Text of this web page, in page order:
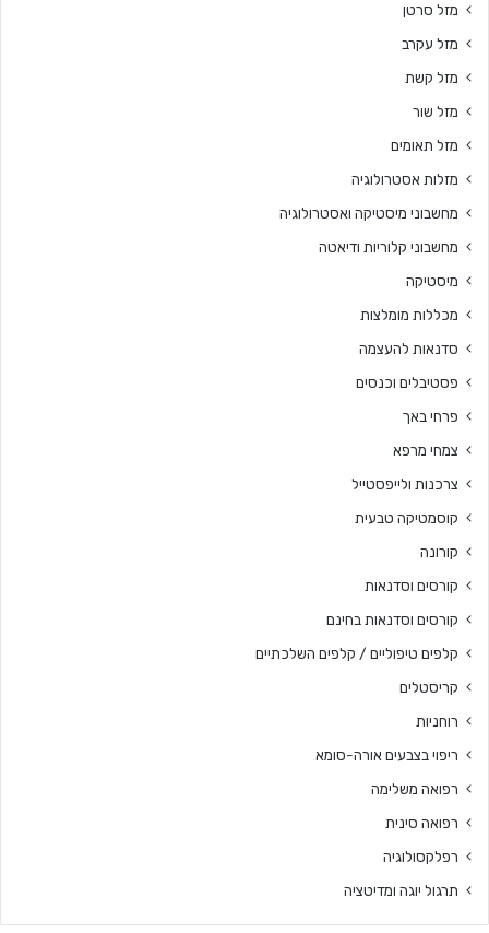
מזל סרטן
מזל עקרב
מזל קשת
מזל שור
מזל תאומים
מזלות אסטרולוגיה
מחשבוני מיסטיקה ואסטרולוגיה
מחשבוני קלוריות ודיאטה
מיסטיקה
מכללות מומלצות
סדנאות להעצמה
פסטיבלים וכנסים
פרחי באך
צמחי מרפא
צרכנות ולייפסטייל
קוסמטיקה טבעית
קורונה
קורסים וסדנאות
קורסים וסדנאות בחינם
קלפים טיפוליים / קלפים השלכתיים
קריסטלים
רוחניות
ריפוי בצבעים אורה-סומא
רפואה משלימה
רפואה סינית
רפלקסולוגיה
תרגול יוגה ומדיטציה